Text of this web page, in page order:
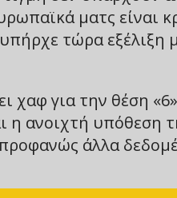
ματς είναι
τώρα εξέλιξη
χαφ για την θέση
η ανοιχτή υπόθεση
άλλα